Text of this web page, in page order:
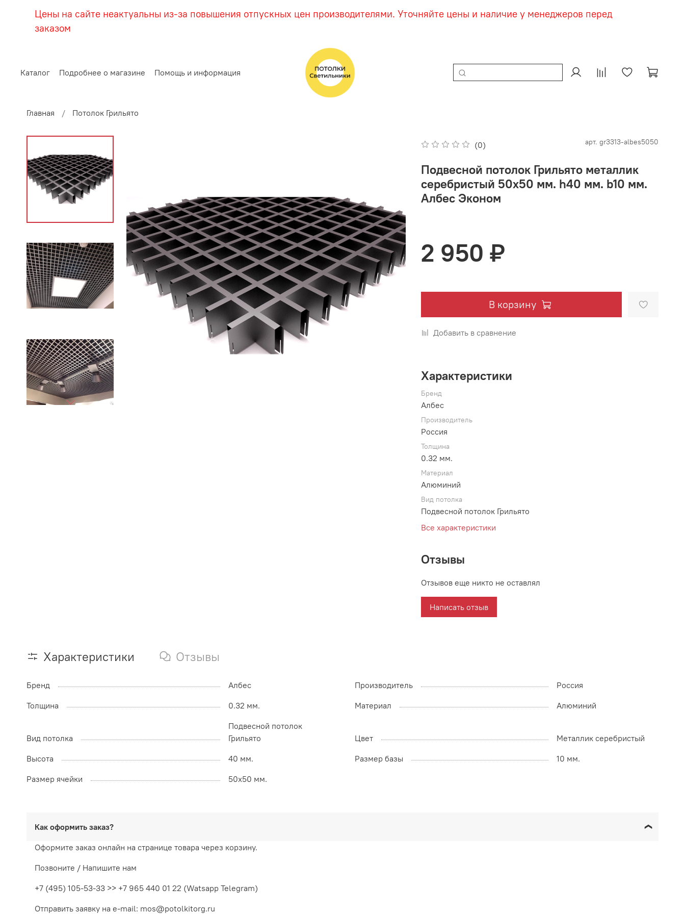
Цены на сайте неактуальны из-за повышения отпускных цен производителями. Уточняйте цены и наличие у менеджеров перед
заказом
Каталог Подробнее о магазине Помощь и информация
Главная Потолок Грильято
(0) арт. gr3313-albes5050
Подвесной потолок Грильято металлик
серебристый 50х50 мм. h40 мм. b10 мм.
Албес Эконом
2 950 ₽
В корзину
Добавить в сравнение
Характеристики
Бренд
Албес
Производитель
Россия
Толщина
0.32 мм.
Материал
Алюминий
Вид потолка
Подвесной потолок Грильято
Все характеристики
Отзывы
Отзывов еще никто не оставлял
Написать отзыв
Характеристики Отзывы
Бренд Албес Производитель
Россия
Толщина
0.32 мм. Материал Алюминий
Вид потолка
Подвесной потолок
Грильято
Цвет
Металлик серебристый
Высота
40 мм. Размер базы
10 мм.
Размер ячейки
50х50 мм.
Как оформить заказ?
Оформите заказ онлайн на странице товара через корзину.
Позвоните / Напишите нам
+7 (495) 105-53-33 >> +7 965 440 01 22 (Watsapp Telegram)
Отправить заявку на e-mail: mos@potolkitorg.ru